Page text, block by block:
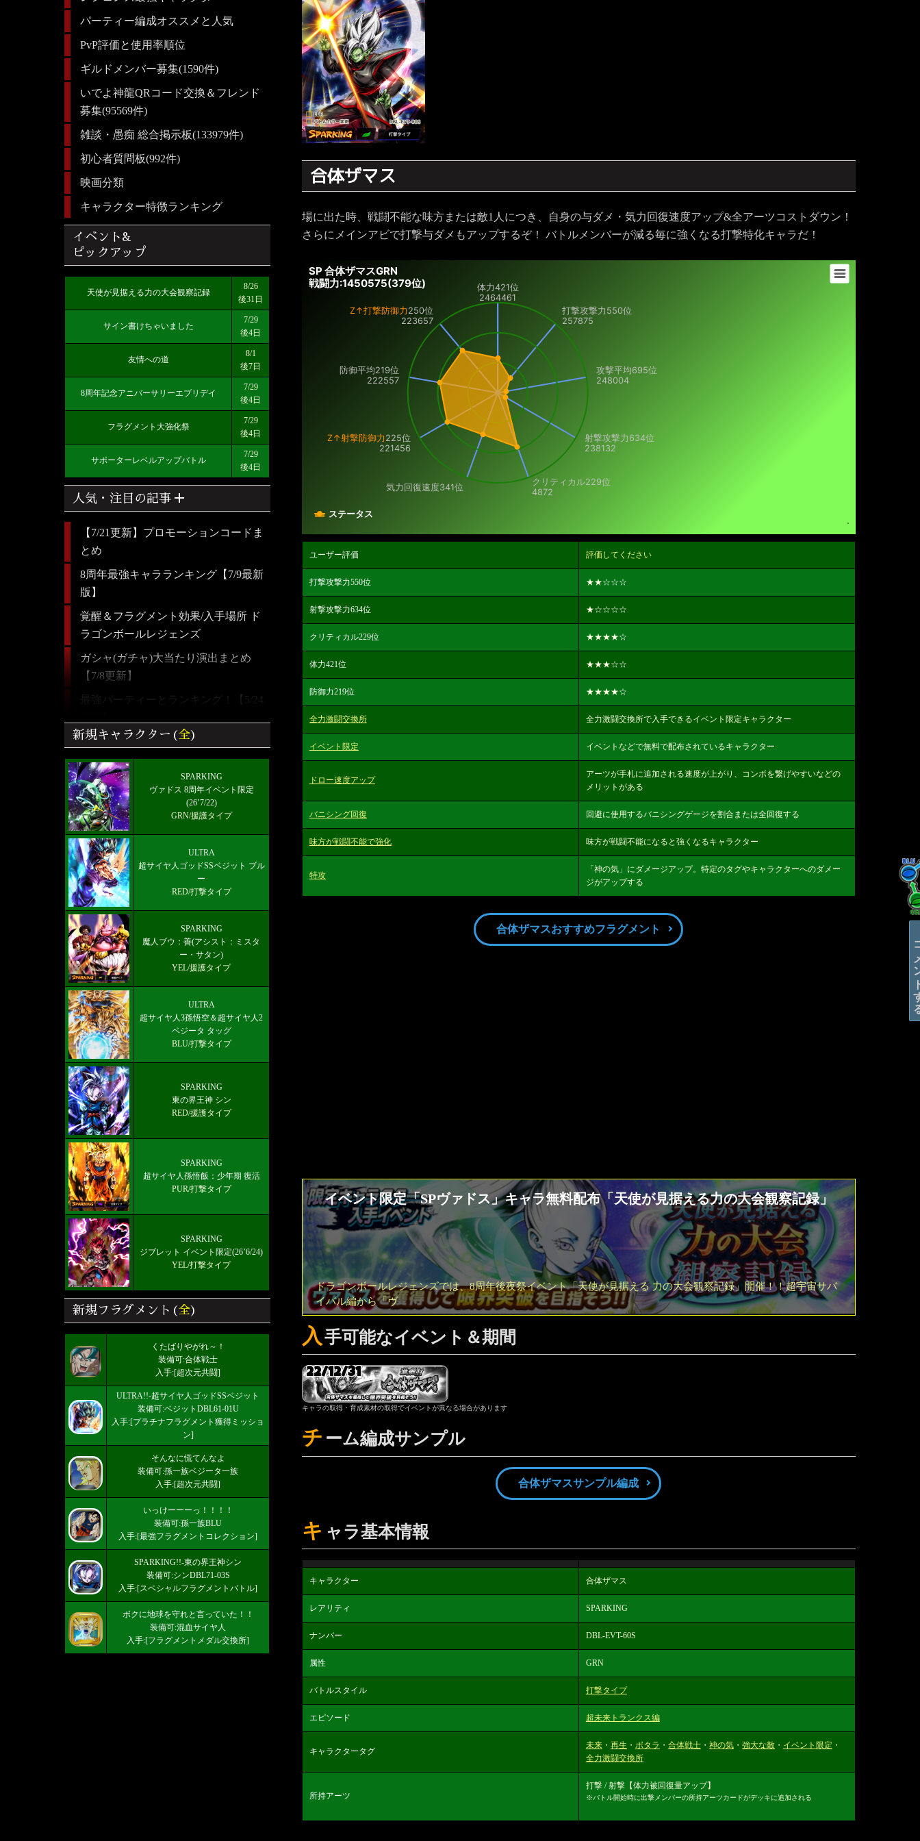
合体ザマス
場に出た時、戦闘不能な味方または敵1人につき、自身の与ダメ・気力回復速度アップ&全アーツコストダウン！
さらにメインアビで打撃与ダメもアップするぞ！ バトルメンバーが減る毎に強くなる打撃特化キャラだ！
SP 合体ザマスGRN
戦闘力:1450575(379位)
ステータス
体力421位
2464461
打撃攻撃力550位
257875
攻撃平均695位
248004
射撃攻撃力 634位
238132
クリティカル229位
4872
気力回復速度341位
Z↑射撃防御力 225位
221456
防御平均219位
222557
Z↑打撃防御力250位
223657
ユーザー評価 評価してください
打撃攻撃力550位 ★★☆☆☆
射撃攻撃力634位 ★☆☆☆☆
クリティカル229位 ★★★★☆
体力421位 ★★★☆☆
防御力219位 ★★★★☆
全力激闘交換所 全力激闘交換所で入手できるイベント限定キャラクター
イベント限定 イベントなどで無料で配布されているキャラクター
ドロー速度アップ
アーツが手札に追加される速度が上がり、コンボを繋げやすいなどの
メリットがある
バニシング回復 回避に使用するバニシングゲージを割合または全回復する
味方が戦闘不能で強化 味方が戦闘不能になると強くなるキャラクター
特攻
「神の気」にダメージアップ。特定のタグやキャラクターへのダメー
ジがアップする
合体ザマスおすすめフラグメント
イベント限定「SPヴァドス」キャラ無料配布「天使が見据える力の大会観察記録」
ドラゴンボールレジェンズでは、8周年後夜祭イベント「天使が見据える 力の大会観察記録」開催！！超宇宙サバ
イバル編から「ヴ
入 手可能なイベント＆期間
22/12/31
キャラの取得・育成素材の取得でイベントが異なる場合があります
チ ーム編成サンプル
合体ザマスサンプル編成
キ ャラ基本情報
キャラクター 合体ザマス
レアリティ SPARKING
ナンバー DBL-EVT-60S
属性 GRN
バトルスタイル 打撃タイプ
エピソード 超未来トランクス編
キャラクタータグ
未来・ 再生 ・ ポタラ ・ 合体戦士・ 神の気・ 強大な敵・ イベント限定 ・
全力激闘交換所
所持アーツ
打撃 / 射撃【体力被回復量アップ】
※バトル開始時に出撃メンバーの所持アーツカードがデッキに追加される
パーティー編成オススメと人気
PvP評価と使用率順位
ギルドメンバー募集(1590件)
いでよ神龍QRコード交換＆フレンド
募集(95569件)
雑談・愚痴 総合掲示板(133979件)
初心者質問板(992件)
映画分類
キャラクター特徴ランキング
イベント&
ピックアップ
天使が見据える力の大会観察記録
8/26
後31日
サイン書けちゃいました
7/29
後4日
友情への道
8/1
後7日
8周年記念アニバーサリーエブリデイ
7/29
後4日
フラグメント大強化祭
7/29
後4日
サポーターレベルアップバトル
7/29
後4日
人気・注目の記事 add
【7/21更新】プロモーションコードま
とめ
8周年最強キャラランキング【7/9最新
版】
覚醒＆フラグメント効果/入手場所 ド
ラゴンボールレジェンズ
ガシャ(ガチャ)大当たり演出まとめ
【7/8更新】
最強パーティーとランキング！【5/24
【ドラゴンボールレジェンズ】全キャ
ラクター画像リスト＆絞り込み検索
ULTRA 超サイヤ人ゴッドSSベジット
RED赤属性 レベル5000フルブースト
限界突破★7+
好きなキャラから選ぶチーム編成【パ
ーティー】
ULTRA!!-超サイヤ人ゴッドSSベジッ
ト
最新メインストーリー「第19部3章
(6/10)」配信【更新履歴】
新規キャラクター(全)
SPARKING
ヴァドス 8周年イベント限定
(26’7/22)
GRN/援護タイプ
ULTRA
超サイヤ人ゴッドSSベジット ブル
ー
RED/打撃タイプ
SPARKING
魔人ブウ：善(アシスト：ミスタ
ー・サタン)
YEL/援護タイプ
ULTRA
超サイヤ人3孫悟空＆超サイヤ人2
ベジータ タッグ
BLU/打撃タイプ
SPARKING
東の界王神 シン
RED/援護タイプ
SPARKING
超サイヤ人孫悟飯：少年期 復活
PUR/打撃タイプ
SPARKING
ジブレット イベント限定(26’6/24)
YEL/打撃タイプ
新規フラグメント(全)
くたばりやがれ～！
装備可:合体戦士
入手:[超次元共闘]
ULTRA!!-超サイヤ人ゴッドSSベジット
装備可:ベジットDBL61-01U
入手:[プラチナフラグメント獲得ミッショ
ン]
そんなに慌てんなよ
装備可:孫一族ベジータ一族
入手:[超次元共闘]
いっけーーーっ！！！！
装備可:孫一族BLU
入手:[最強フラグメントコレクション]
SPARKING!!-東の界王神シン
装備可:シンDBL71-03S
入手:[スペシャルフラグメントバトル]
ボクに地球を守れと言っていた！！
装備可:混血サイヤ人
入手:[フラグメントメダル交換所]
コ